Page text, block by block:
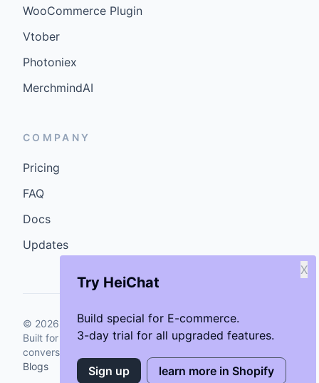
Try HeiChat
Build special for E-commerce.
3-day trial for all upgraded features.
X
Sign up learn more in Shopify
WooCommerce Plugin
Vtober
Photoniex
MerchmindAI
COMPANY
Pricing
FAQ
Docs
Updates
© 2026 GenCybers Inc. All rights reserved.
Built for storefronts that want faster answers and cleaner
conversions.
Blogs